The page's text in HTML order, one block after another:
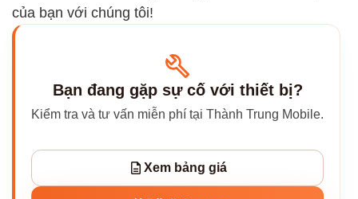
của bạn với chúng tôi!
Bạn đang gặp sự cố với thiết bị?
Kiểm tra và tư vấn miễn phí tại Thành Trung Mobile.
Xem bảng giá